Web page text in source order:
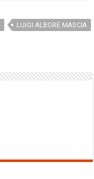
LUIGI ALBORE MASCIA